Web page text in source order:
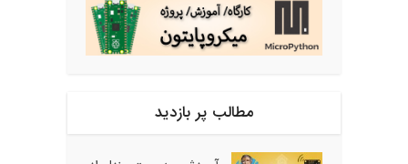
مطالب پر بازدید